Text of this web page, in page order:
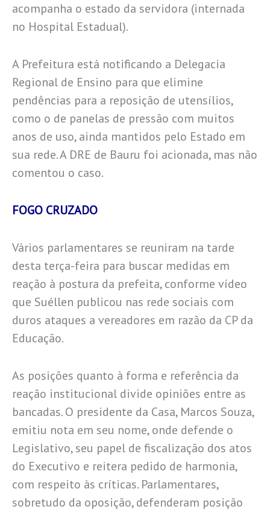
acompanha o estado da servidora (internada
no Hospital Estadual).
A Prefeitura está notificando a Delegacia
Regional de Ensino para que elimine
pendências para a reposição de utensílios,
como o de panelas de pressão com muitos
anos de uso, ainda mantidos pelo Estado em
sua rede. A DRE de Bauru foi acionada, mas não
comentou o caso.
FOGO CRUZADO
Vários parlamentares se reuniram na tarde
desta terça-feira para buscar medidas em
reação à postura da prefeita, conforme vídeo
que Suéllen publicou nas rede sociais com
duros ataques a vereadores em razão da CP da
Educação.
As posições quanto à forma e referência da
reação institucional divide opiniões entre as
bancadas. O presidente da Casa, Marcos Souza,
emitiu nota em seu nome, onde defende o
Legislativo, seu papel de fiscalização dos atos
do Executivo e reitera pedido de harmonia,
com respeito às críticas. Parlamentares,
sobretudo da oposição, defenderam posição